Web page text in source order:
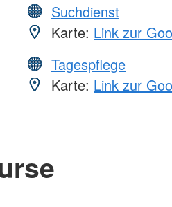
Suchdienst
Karte: Link zur
Tagespflege
Karte: Link zur